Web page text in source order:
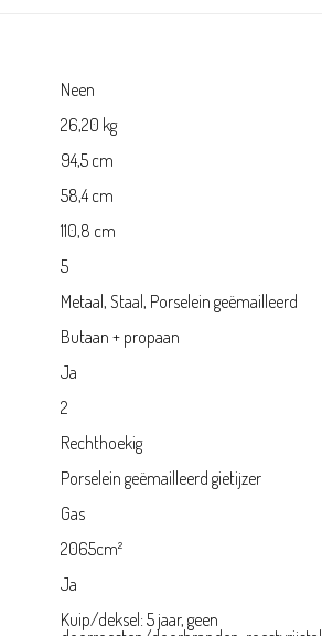
Neen
26,20 kg
94,5 cm
58,4 cm
110,8 cm
5
Metaal, Staal, Porselein geëmailleerd
Butaan + propaan
Ja
2
Rechthoekig
Porselein geëmailleerd gietijzer
Gas
2065cm²
Ja
Kuip/deksel: 5 jaar, geen